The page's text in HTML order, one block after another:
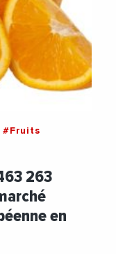
#Fruits
263
en